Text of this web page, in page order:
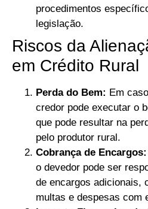
procedimentos
legislação.
Riscos da
em Crédito Rural
Perda do Bem: Em
credor pode executar o
que pode resultar na
pelo produtor rural.
Cobrança de Encargos:
o devedor pode ser
de encargos adicionais,
multas e despesas com